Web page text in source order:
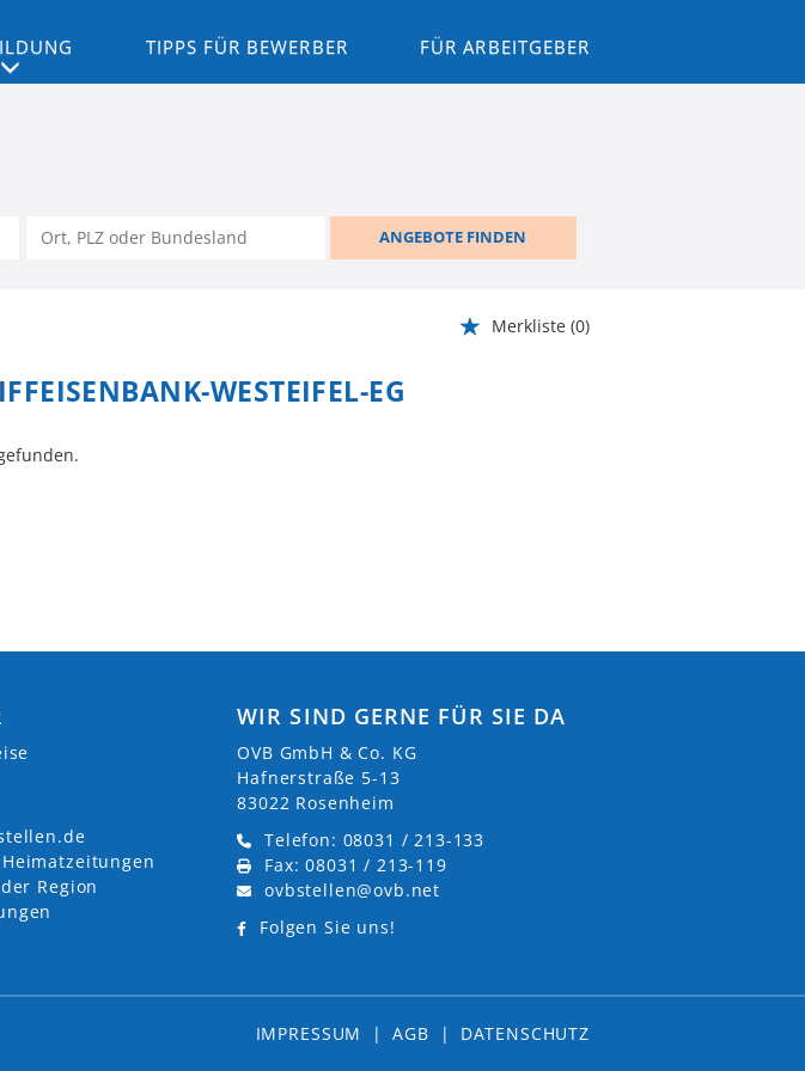
TIPPS FÜR BEWERBER FÜR ARBEITGEBER
ANGEBOTE FINDEN
Merkliste (0)
WESTEIFEL-EG
Region
WIR SIND GERNE FÜR SIE DA
OVB GmbH & Co. KG
Hafnerstraße 5-13
83022 Rosenheim
Telefon: 08031 / 213-133
Fax: 08031 / 213-119
ovbstellen@ovb.net
Folgen Sie uns!
IMPRESSUM | AGB | DATENSCHUTZ